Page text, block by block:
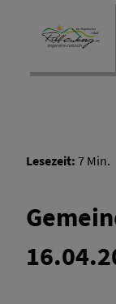
Lesezeit: 7 Min.